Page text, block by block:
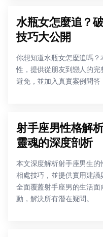
水瓶女怎麼追？
技巧大公開
你想知道水瓶女怎麼追嗎
性，提供從朋友到戀人的
避免，並加入真實案例問答
射手座男性格解
靈魂的深度剖析
本文深度解析射手座男生
相處技巧，並提供實用建議
全面覆蓋射手座男的生活
動，解決所有潛在疑問。